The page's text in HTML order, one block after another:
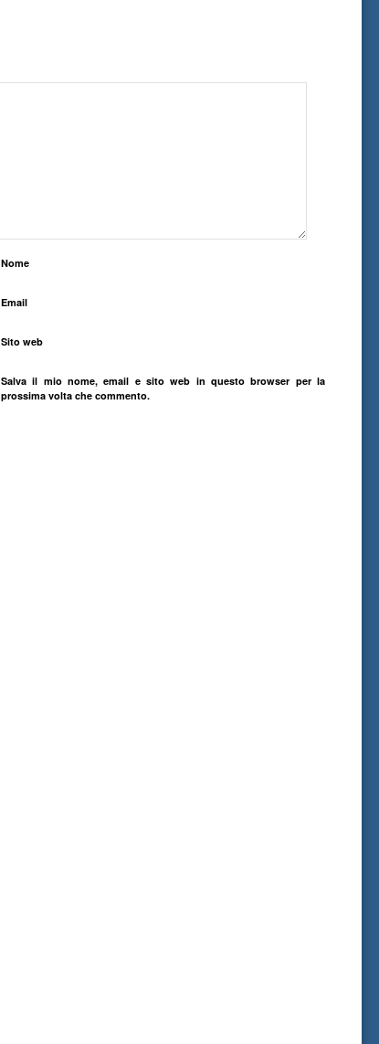
Nome
Email
Sito web
Salva il mio nome, email e sito web in questo browser per la
prossima volta che commento.